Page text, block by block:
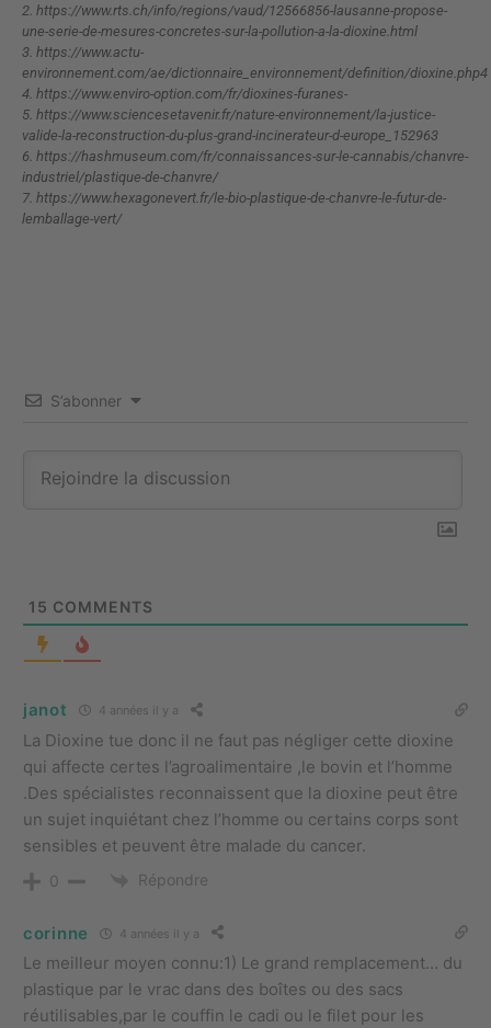
2. https://www.rts.ch/info/regions/vaud/12566856-lausanne-propose-
une-serie-de-mesures-concretes-sur-la-pollution-a-la-dioxine.html
3. https://www.actu-
environnement.com/ae/dictionnaire_environnement/definition/dioxine.php4
4. https://www.enviro-option.com/fr/dioxines-furanes-
5. https://www.sciencesetavenir.fr/nature-environnement/la-justice-
valide-la-reconstruction-du-plus-grand-incinerateur-d-europe_152963
6. https://hashmuseum.com/fr/connaissances-sur-le-cannabis/chanvre-
industriel/plastique-de-chanvre/
7. https://www.hexagonevert.fr/le-bio-plastique-de-chanvre-le-futur-de-
lemballage-vert/
S’abonner
15 COMMENTS
janot 4 années il y a
La Dioxine tue donc il ne faut pas négliger cette dioxine
qui affecte certes l’agroalimentaire ,le bovin et l’homme
.Des spécialistes reconnaissent que la dioxine peut être
un sujet inquiétant chez l’homme ou certains corps sont
sensibles et peuvent être malade du cancer.
0 Répondre
corinne 4 années il y a
Le meilleur moyen connu:1) Le grand remplacement… du
plastique par le vrac dans des boîtes ou des sacs
réutilisables,par le couffin le cadi ou le filet pour les